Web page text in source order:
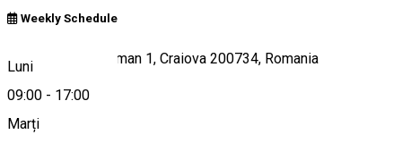
Weekly Schedule
Luni
09:00 - 17:00
Marți
Strada Theodor Aman 1, Craiova 200734, Romania
Hartă